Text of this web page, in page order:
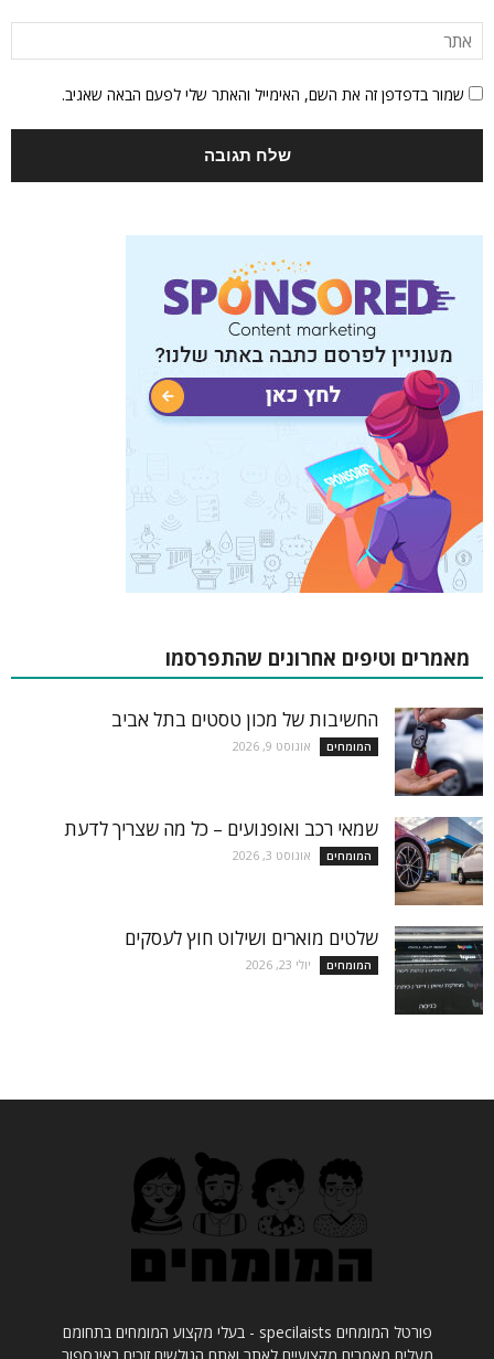
שמור בדפדפן זה את השם, האימייל והאתר שלי לפעם הבאה שאגיב.
מאמרים וטיפים אחרונים שהתפרסמו
החשיבות של מכון טסטים בתל אביב
המומחים אוגוסט 9, 2026
שמאי רכב ואופנועים – כל מה שצריך לדעת
המומחים אוגוסט 3, 2026
שלטים מוארים ושילוט חוץ לעסקים
המומחים יולי 23, 2026
פורטל המומחים specilaists - בעלי מקצוע המומחים בתחומם